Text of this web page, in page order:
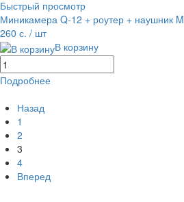
Быстрый просмотр
Миникамера Q-12 + роутер + наушник
260 с. / шт
В корзину
Подробнее
Назад
1
2
3
4
Вперед